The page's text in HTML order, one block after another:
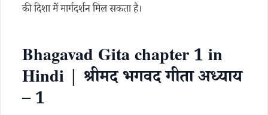
की दिशा में मार्गदर्शन मिल सकता है।
Bhagavad Gita chapter 1 in
Hindi | श्रीमद भगवद गीता अध्याय
– 1